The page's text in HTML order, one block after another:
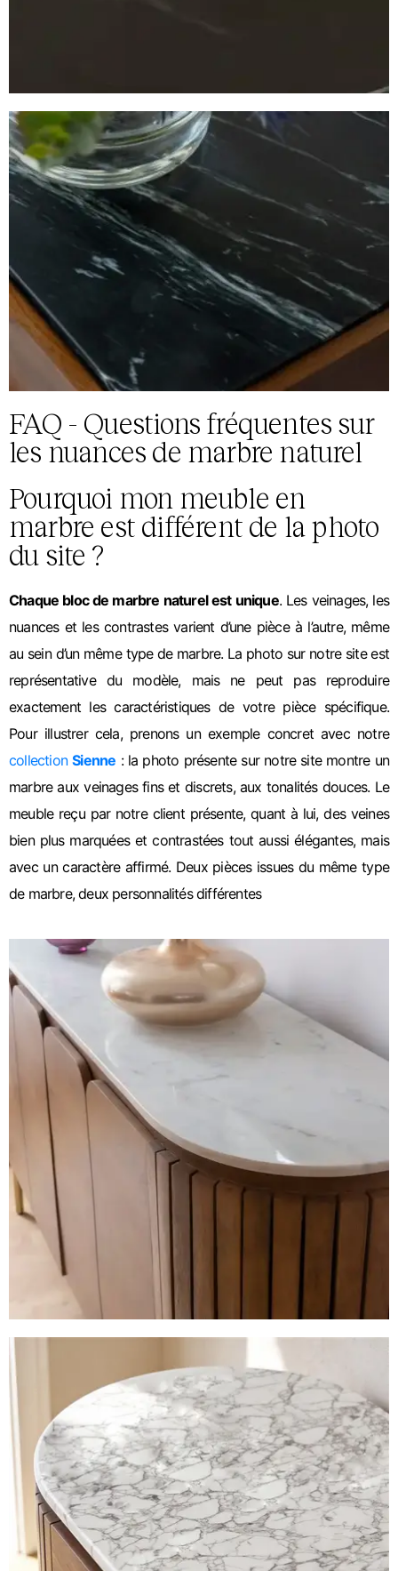
FAQ - Questions fréquentes sur
les nuances de marbre naturel
Pourquoi mon meuble en
marbre est différent de la photo
du site ?
Chaque bloc de marbre naturel est unique. Les veinages, les
nuances et les contrastes varient d’une pièce à l’autre, même
au sein d’un même type de marbre. La photo sur notre site est
représentative du modèle, mais ne peut pas reproduire
exactement les caractéristiques de votre pièce spécifique.
Pour illustrer cela, prenons un exemple concret avec notre
collectionSienne : la photo présente sur notre site montre un
marbre aux veinages fins et discrets, aux tonalités douces. Le
meuble reçu par notre client présente, quant à lui, des veines
bien plus marquées et contrastées tout aussi élégantes, mais
avec un caractère affirmé. Deux pièces issues du même type
de marbre, deux personnalités différentes